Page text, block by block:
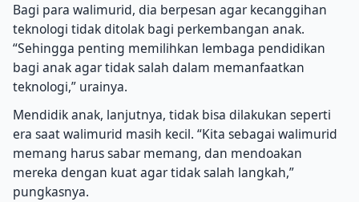
Bagi para walimurid, dia berpesan agar kecanggihan
teknologi tidak ditolak bagi perkembangan anak.
“Sehingga penting memilihkan lembaga pendidikan
bagi anak agar tidak salah dalam memanfaatkan
teknologi,” urainya.
Mendidik anak, lanjutnya, tidak bisa dilakukan seperti
era saat walimurid masih kecil. “Kita sebagai walimurid
memang harus sabar memang, dan mendoakan
mereka dengan kuat agar tidak salah langkah,”
pungkasnya.